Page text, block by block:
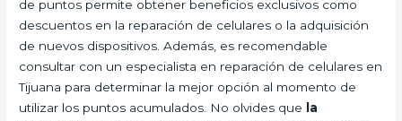
de puntos permite obtener beneficios exclusivos como
descuentos en la reparación de celulares o la adquisición
de nuevos dispositivos. Además, es recomendable
consultar con un especialista en reparación de celulares en
Tijuana para determinar la mejor opción al momento de
utilizar los puntos acumulados. No olvides que
la